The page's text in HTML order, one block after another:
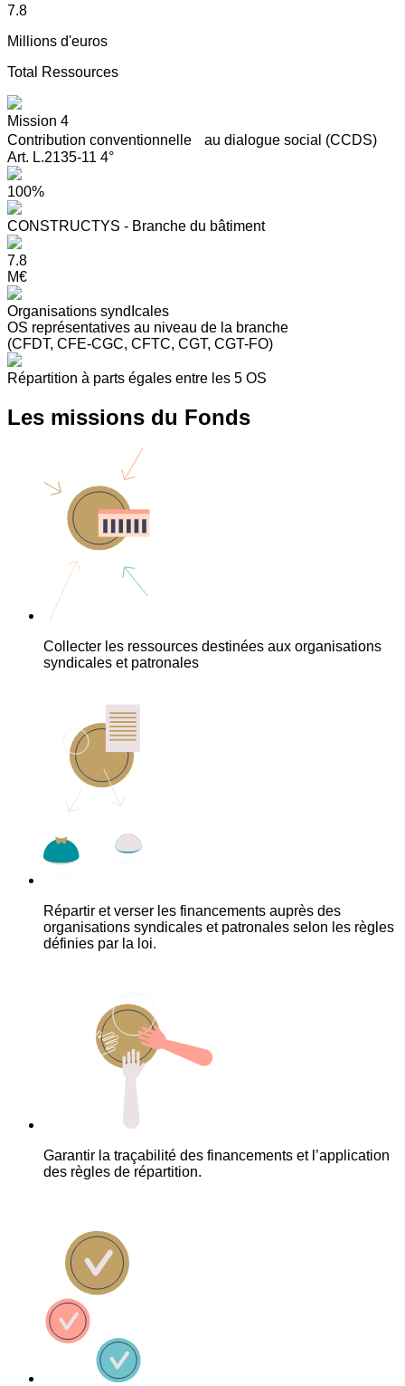
7.8
Millions d'euros
Total Ressources
Mission 4
Contribution conventionnelle au dialogue social (CCDS)
Art. L.2135-11 4°
100%
CONSTRUCTYS - Branche du bâtiment
7.8
M€
Organisations syndIcales
OS représentatives au niveau de la branche
(CFDT, CFE-CGC, CFTC, CGT, CGT-FO)
Répartition à parts égales entre les 5 OS
Les missions du Fonds
Collecter les ressources destinées aux organisations
syndicales et patronales
Répartir et verser les financements auprès des
organisations syndicales et patronales selon les règles
définies par la loi.
Garantir la traçabilité des financements et l’application
des règles de répartition.